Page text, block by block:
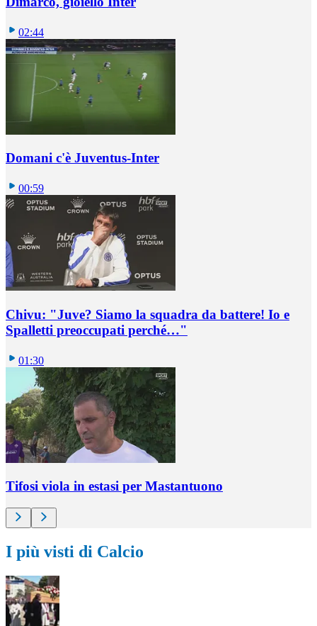
02:44
Domani c'è Juventus-Inter
00:59
Chivu: "Juve? Siamo la squadra da battere! Io e
Spalletti preoccupati perché…"
01:30
Tifosi viola in estasi per Mastantuono
I più visti di Calcio